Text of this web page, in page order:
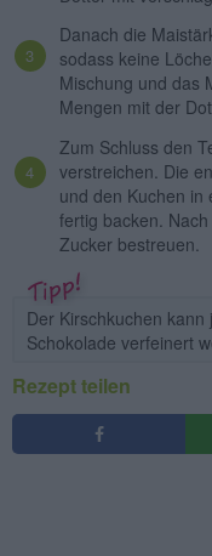
Danach die
sodass keine
Mischung und das
Mengen mit der
Zum Schluss den
verstreichen. Die
und den Kuchen in
fertig backen.
Zucker bestreuen.
Der Kirschkuchen
Schokolade verfeinert
Rezept teilen